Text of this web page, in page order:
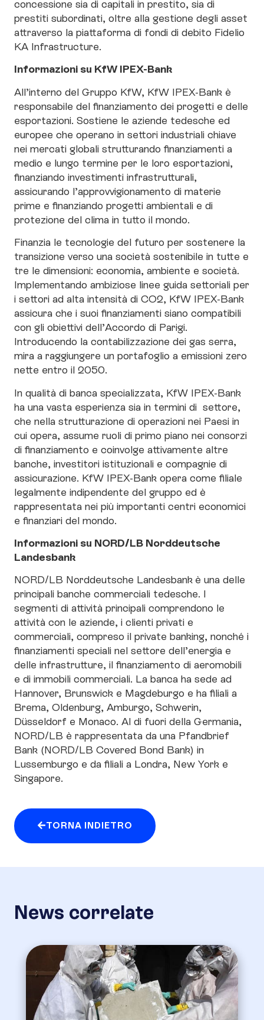
concessione sia di capitali in prestito, sia di
prestiti subordinati, oltre alla gestione degli asset
attraverso la piattaforma di fondi di debito Fidelio
KA Infrastructure.
Informazioni su KfW IPEX-Bank
All’interno del Gruppo KfW, KfW IPEX-Bank è
responsabile del finanziamento dei progetti e delle
esportazioni. Sostiene le aziende tedesche ed
europee che operano in settori industriali chiave
nei mercati globali strutturando finanziamenti a
medio e lungo termine per le loro esportazioni,
finanziando investimenti infrastrutturali,
assicurando l’approvvigionamento di materie
prime e finanziando progetti ambientali e di
protezione del clima in tutto il mondo.
Finanzia le tecnologie del futuro per sostenere la
transizione verso una società sostenibile in tutte e
tre le dimensioni: economia, ambiente e società.
Implementando ambiziose linee guida settoriali per
i settori ad alta intensità di CO2, KfW IPEX-Bank
assicura che i suoi finanziamenti siano compatibili
con gli obiettivi dell’Accordo di Parigi.
Introducendo la contabilizzazione dei gas serra,
mira a raggiungere un portafoglio a emissioni zero
nette entro il 2050.
In qualità di banca specializzata, KfW IPEX-Bank
ha una vasta esperienza sia in termini di settore,
che nella strutturazione di operazioni nei Paesi in
cui opera, assume ruoli di primo piano nei consorzi
di finanziamento e coinvolge attivamente altre
banche, investitori istituzionali e compagnie di
assicurazione. KfW IPEX-Bank opera come filiale
legalmente indipendente del gruppo ed è
rappresentata nei più importanti centri economici
e finanziari del mondo.
Informazioni su NORD/LB Norddeutsche
Landesbank
NORD/LB Norddeutsche Landesbank è una delle
principali banche commerciali tedesche. I
segmenti di attività principali comprendono le
attività con le aziende, i clienti privati e
commerciali, compreso il private banking, nonché i
finanziamenti speciali nel settore dell’energia e
delle infrastrutture, il finanziamento di aeromobili
e di immobili commerciali. La banca ha sede ad
Hannover, Brunswick e Magdeburgo e ha filiali a
Brema, Oldenburg, Amburgo, Schwerin,
Düsseldorf e Monaco. Al di fuori della Germania,
NORD/LB è rappresentata da una Pfandbrief
Bank (NORD/LB Covered Bond Bank) in
Lussemburgo e da filiali a Londra, New York e
Singapore.
TORNA INDIETRO
News correlate